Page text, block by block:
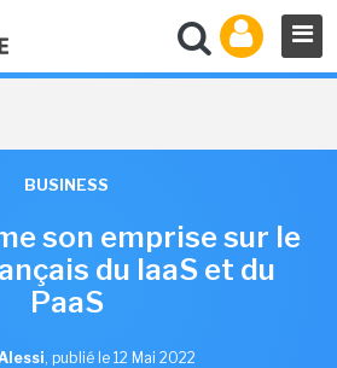
BUSINESS
son emprise sur le
du IaaS et du
PaaS
, publié le 12 Mai 2022